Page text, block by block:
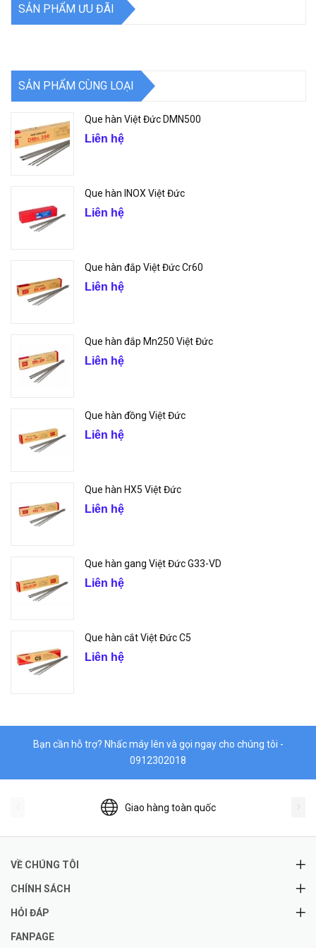
SẢN PHẨM ƯU ĐÃI
SẢN PHẨM CÙNG LOẠI
Que hàn Việt Đức DMN500
Liên hệ
Que hàn INOX Việt Đức
Liên hệ
Que hàn đắp Việt Đức Cr60
Liên hệ
Que hàn đắp Mn250 Việt Đức
Liên hệ
Que hàn đồng Việt Đức
Liên hệ
Que hàn HX5 Việt Đức
Liên hệ
Que hàn gang Việt Đức G33-VD
Liên hệ
Que hàn cắt Việt Đức C5
Liên hệ
Bạn cần hỗ trợ? Nhấc máy lên và gọi ngay cho chúng tôi -
0912302018
Giao hàng toàn quốc
VỀ CHÚNG TÔI
CHÍNH SÁCH
HỎI ĐÁP
FANPAGE